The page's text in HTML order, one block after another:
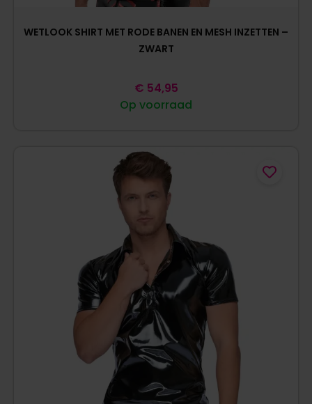
WETLOOK SHIRT MET RODE BANEN EN MESH INZETTEN –
ZWART
Op voorraad
€ 54,95